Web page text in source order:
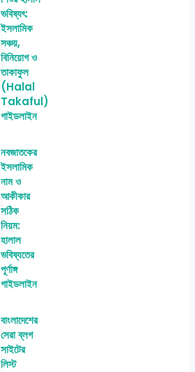
ভবিষ্যৎ:
ইসলামিক
সঞ্চয়,
বিনিয়োগ ও
তাকাফুল
(Halal
Takaful)
গাইডলাইন
নবজাতকের
ইসলামিক
নাম ও
আকীকার
সঠিক
নিয়ম:
হালাল
ভবিষ্যতের
পূর্ণাঙ্গ
গাইডলাইন
বাংলাদেশের
সেরা ব্লগ
সাইটের
লিস্ট